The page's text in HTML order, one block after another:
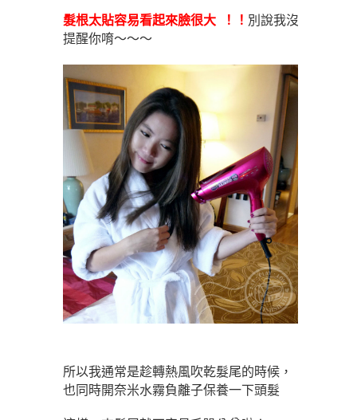
髮根太貼容易看起來臉很大 ！！ 別說我沒
提醒你唷～～～
所以我通常是趁轉熱風吹乾髮尾的時候，
也同時開奈米水霧負離子保養一下頭髮